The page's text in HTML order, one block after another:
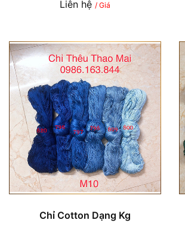
Liên hệ / Giá
Chỉ Cotton Dạng Kg